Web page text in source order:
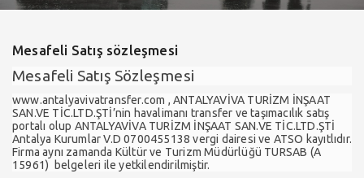
Mesafeli Satış sözleşmesi
Mesafeli Satış Sözleşmesi
www.antalyavivatransfer.com , ANTALYAVİVA TURİZM İNŞAAT
SAN.VE TİC.LTD.ŞTİ’nin havalimanı transfer ve taşımacılık satış
portalı olup ANTALYAVİVA TURİZM İNŞAAT SAN.VE TİC.LTD.ŞTİ
Antalya Kurumlar V.D 0700455138 vergi dairesi ve ATSO kayıtlıdır.
Firma aynı zamanda Kültür ve Turizm Müdürlüğü TURSAB (A
15961) belgeleri ile yetkilendirilmiştir.